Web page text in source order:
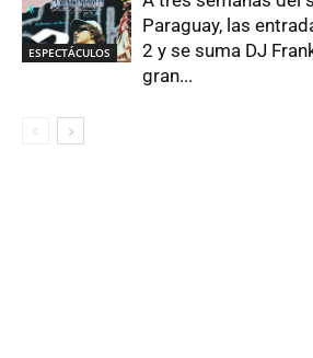
ESPECTÁCULOS
Paraguay, las
2 y se suma DJ
gran...